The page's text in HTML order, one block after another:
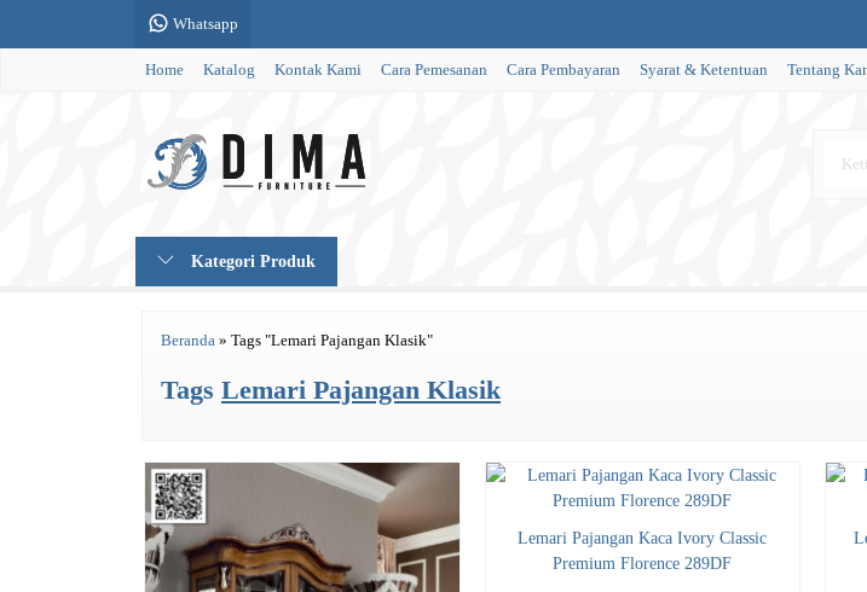
Whatsapp
Home Katalog Kontak Kami Cara Pemesanan Cara Pembayaran Syarat & Ketentuan Tentang
Kategori Produk
Beranda » Tags "Lemari Pajangan Klasik"
Tags Lemari Pajangan Klasik
Lemari Pajangan Kaca Ivory Classic
Premium Florence 289DF